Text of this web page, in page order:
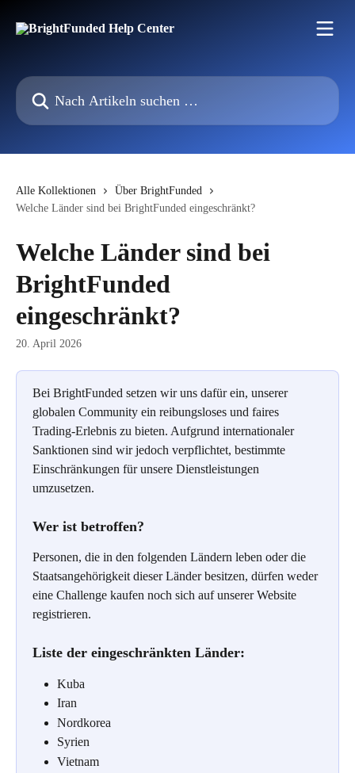
Nach Artikeln suchen …
Alle Kollektionen
Über BrightFunded
Welche Länder sind bei BrightFunded eingeschränkt?
Welche Länder sind bei
BrightFunded
eingeschränkt?
20. April 2026
Bei BrightFunded setzen wir uns dafür ein, unserer
globalen Community ein reibungsloses und faires
Trading-Erlebnis zu bieten. Aufgrund internationaler
Sanktionen sind wir jedoch verpflichtet, bestimmte
Einschränkungen für unsere Dienstleistungen
umzusetzen.
Wer ist betroffen?
Personen, die in den folgenden Ländern leben oder die
Staatsangehörigkeit dieser Länder besitzen, dürfen weder
eine Challenge kaufen noch sich auf unserer Website
registrieren.
Liste der eingeschränkten Länder:
Kuba
Iran
Nordkorea
Syrien
Vietnam